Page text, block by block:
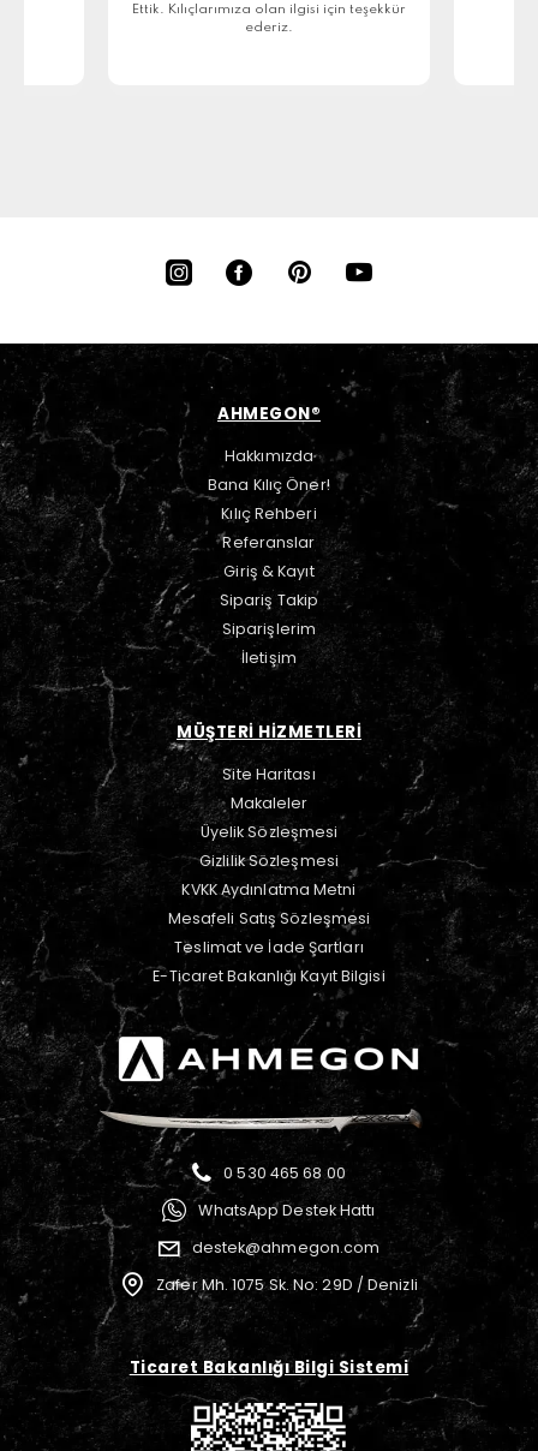
Ettik. Kılıçlarımıza olan ilgisi için teşekkür
ederiz.
AHMEGON®
Hakkımızda
Bana Kılıç Öner!
Kılıç Rehberi
Referanslar
Giriş & Kayıt
Sipariş Takip
Siparişlerim
İletişim
MÜŞTERİ HİZMETLERİ
Site Haritası
Makaleler
Üyelik Sözleşmesi
Gizlilik Sözleşmesi
KVKK Aydınlatma Metni
Mesafeli Satış Sözleşmesi
Teslimat ve İade Şartları
E-Ticaret Bakanlığı Kayıt Bilgisi
0 530 465 68 00
WhatsApp Destek Hattı
destek@ahmegon.com
Zafer Mh. 1075 Sk. No: 29D / Denizli
Ticaret Bakanlığı Bilgi Sistemi